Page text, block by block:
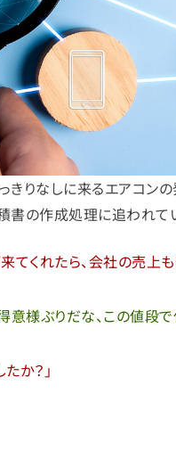
りなしに来るエアコン
書の作成処理に追われて
てくれたら、会社の売上も
様ぶりだな、この値段で
か？」